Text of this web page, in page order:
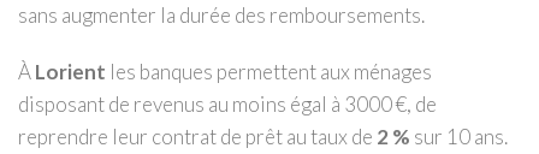
sans augmenter la durée des remboursements.
ÀLorient les banques permettent aux ménages
disposant de revenus au moins égal à 3000 €, de
reprendre leur contrat de prêt au taux de 2 % sur 10 ans.